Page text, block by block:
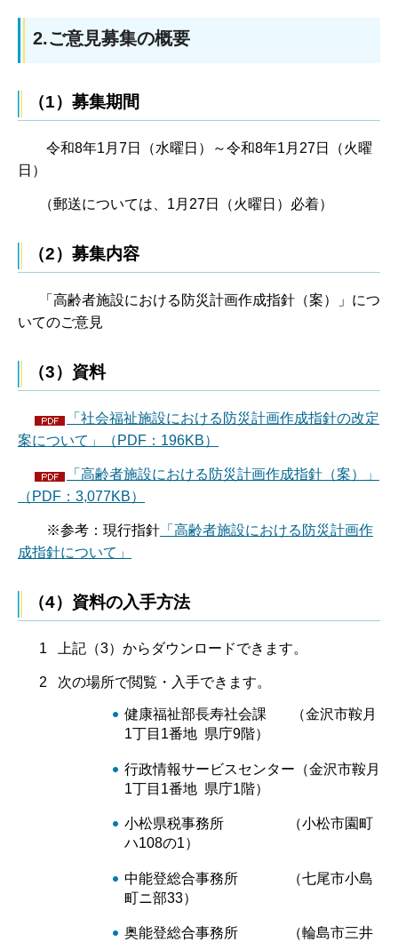
2.ご意見募集の概要
（1）募集期間
令和8年1月7日（水曜日）～令和8年1月27日（火曜
日）
（郵送については、1月27日（火曜日）必着）
（2）募集内容
「高齢者施設における防災計画作成指針（案）」につ
いてのご意見
（3）資料
「社会福祉施設における防災計画作成指針の改定
案について」（PDF：196KB）
「高齢者施設における防災計画作成指針（案）」
（PDF：3,077KB）
※参考：現行指針 「高齢者施設における防災計画作
成指針について」
（4）資料の入手方法
1 上記（3）からダウンロードできます。
2 次の場所で閲覧・入手できます。
健康福祉部長寿社会課 （金沢市鞍月
1丁目1番地 県庁9階）
行政情報サービスセンター（金沢市鞍月
1丁目1番地 県庁1階）
小松県税事務所 （小松市園町
ハ108の1）
中能登総合事務所 （七尾市小島
町ニ部33）
奥能登総合事務所 （輪島市三井